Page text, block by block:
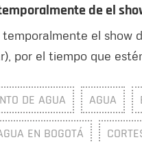
de el
temporalmente el show
por el tiempo que
DE AGUA AGUA
EN BOGOTÁ